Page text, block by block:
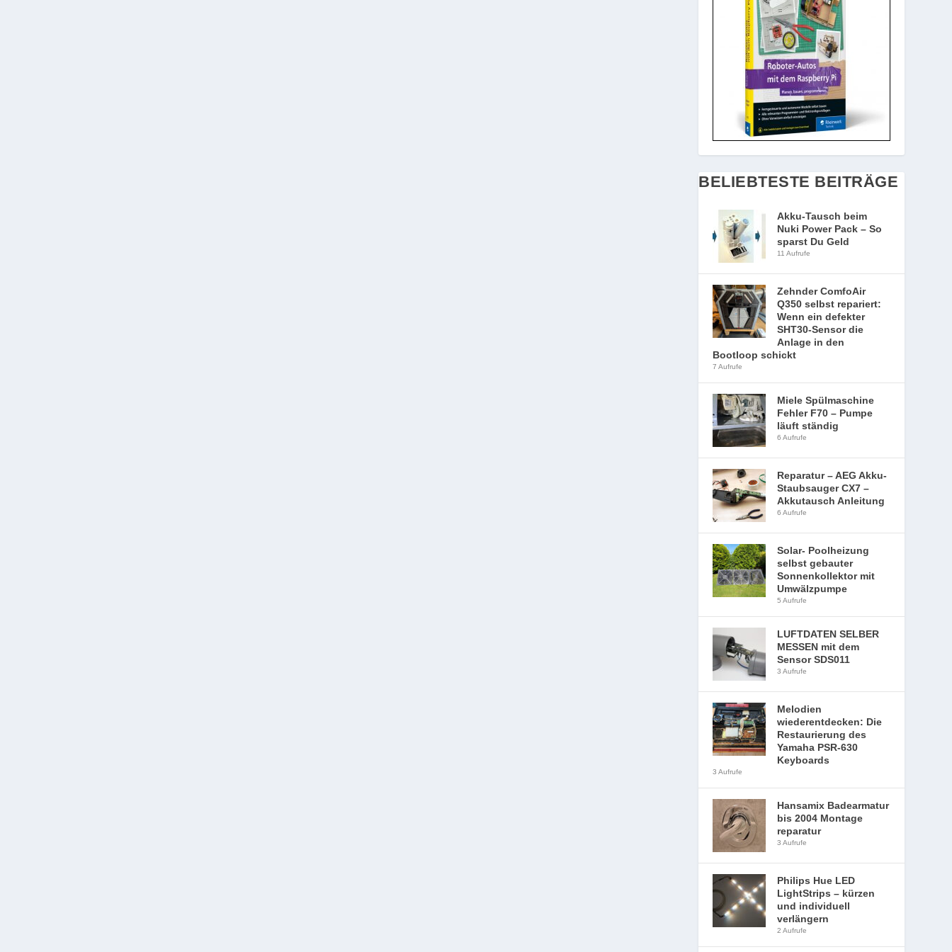
BELIEBTESTE BEITRÄGE
Akku-Tausch beim
Nuki Power Pack – So
sparst Du Geld
11 Aufrufe
Zehnder ComfoAir
Q350 selbst repariert:
Wenn ein defekter
SHT30-Sensor die
Anlage in den
Bootloop schickt
7 Aufrufe
Miele Spülmaschine
Fehler F70 – Pumpe
läuft ständig
6 Aufrufe
Reparatur – AEG Akku-
Staubsauger CX7 –
Akkutausch Anleitung
6 Aufrufe
Solar- Poolheizung
selbst gebauter
Sonnenkollektor mit
Umwälzpumpe
5 Aufrufe
LUFTDATEN SELBER
MESSEN mit dem
Sensor SDS011
3 Aufrufe
Melodien
wiederentdecken: Die
Restaurierung des
Yamaha PSR-630
Keyboards
3 Aufrufe
Hansamix Badearmatur
bis 2004 Montage
reparatur
3 Aufrufe
Philips Hue LED
LightStrips – kürzen
und individuell
verlängern
2 Aufrufe